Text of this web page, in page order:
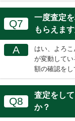
Q7
一度査定
もらえま
A
はい、よろ
が変動して
額の確認をし
Q8
査定をし
か？